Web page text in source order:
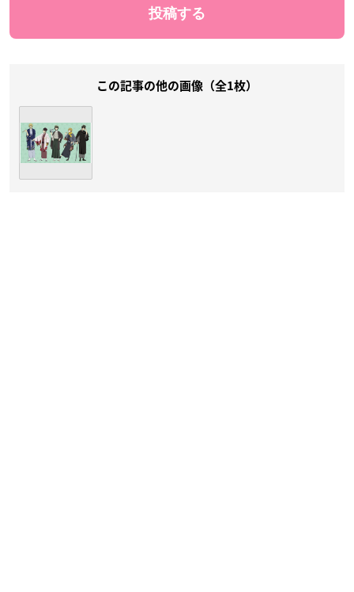
この記事の他の画像（全1枚）